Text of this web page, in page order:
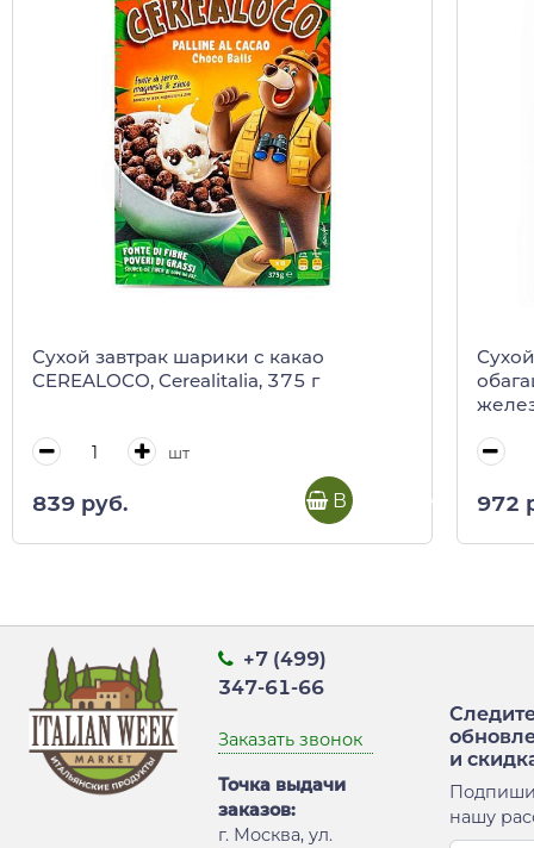
Сухой завтрак шарики с какао
CEREALOCO, Cerealitalia, 375 г
шт
839 руб. В корзину 972
+7 (499)
347-61-66
Заказать звонок
Точка выдачи
заказов:
г. Москва, ул.
и
нашу